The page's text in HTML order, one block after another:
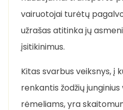
vairuotojai turėtų
užrašas atitinka jų
įsitikinimus.
Kitas svarbus veiksnys, į
renkantis žodžių
rėmeliams, yra